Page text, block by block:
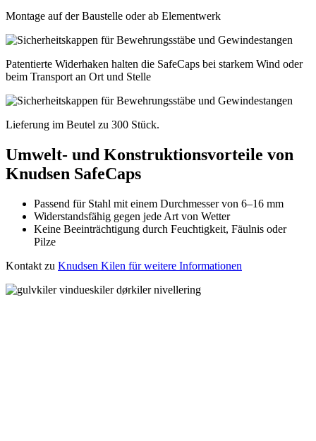
Montage auf der Baustelle oder ab Elementwerk
Patentierte Widerhaken halten die SafeCaps bei starkem Wind oder
beim Transport an Ort und Stelle
Lieferung im Beutel zu 300 Stück.
Umwelt- und Konstruktionsvorteile von
Knudsen SafeCaps
Passend für Stahl mit einem Durchmesser von 6–16 mm
Widerstandsfähig gegen jede Art von Wetter
Keine Beeinträchtigung durch Feuchtigkeit, Fäulnis oder
Pilze
Kontakt zu Knudsen Kilen für weitere Informationen